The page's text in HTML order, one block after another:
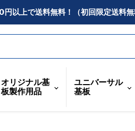
以上で送料無料！（初回限定送料無
オリジナル基
板製作用品
ユニバーサル
基板